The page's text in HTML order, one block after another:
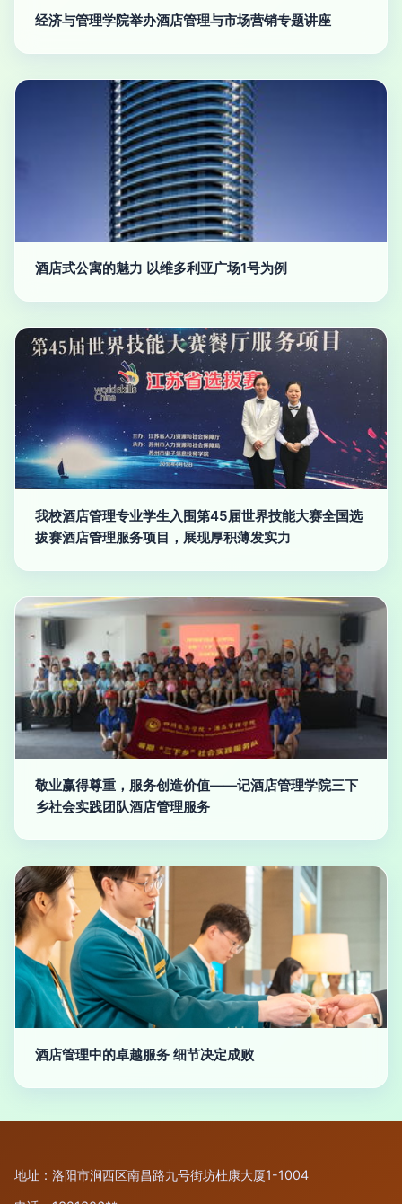
经济与管理学院举办酒店管理与市场营销专题讲座
酒店式公寓的魅力 以维多利亚广场1号为例
我校酒店管理专业学生入围第45届世界技能大赛全国选
拔赛酒店管理服务项目，展现厚积薄发实力
敬业赢得尊重，服务创造价值——记酒店管理学院三下
乡社会实践团队酒店管理服务
酒店管理中的卓越服务 细节决定成败
地址：洛阳市涧西区南昌路九号街坊杜康大厦1-1004